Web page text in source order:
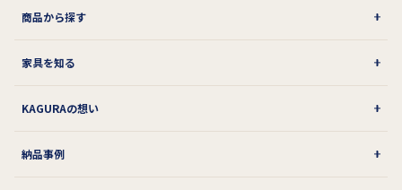
商品から探す
家具を知る
KAGURAの想い
納品事例